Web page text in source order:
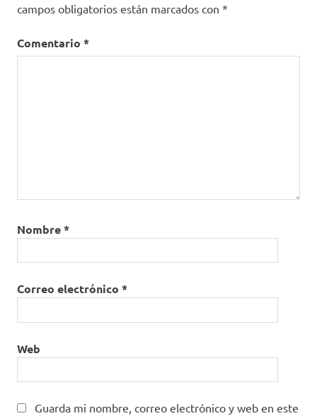
campos obligatorios están marcados con *
Comentario *
Nombre*
Correo electrónico *
Web
Guarda mi nombre, correo electrónico y web en este